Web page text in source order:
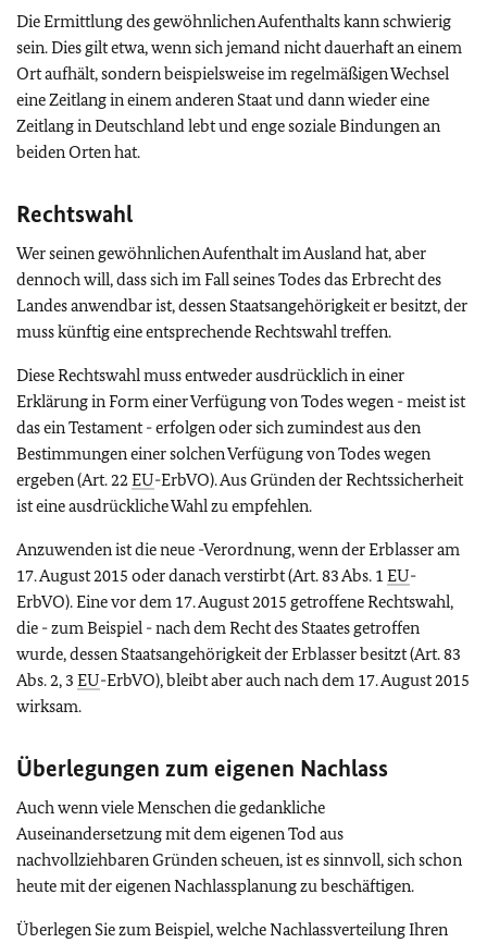
Die Ermittlung des gewöhnlichen Aufenthalts kann schwierig
sein. Dies gilt etwa, wenn sich jemand nicht dauerhaft an einem
Ort aufhält, sondern beispielsweise im regelmäßigen Wechsel
eine Zeitlang in einem anderen Staat und dann wieder eine
Zeitlang in Deutschland lebt und enge soziale Bindungen an
beiden Orten hat.
Rechtswahl
Wer seinen gewöhnlichen Aufenthalt im Ausland hat, aber
dennoch will, dass sich im Fall seines Todes das Erbrecht des
Landes anwendbar ist, dessen Staatsangehörigkeit er besitzt, der
muss künftig eine entsprechende Rechtswahl treffen.
Diese Rechtswahl muss entweder ausdrücklich in einer
Erklärung in Form einer Verfügung von Todes wegen - meist ist
das ein Testament - erfolgen oder sich zumindest aus den
Bestimmungen einer solchen Verfügung von Todes wegen
ergeben (Art. 22 EU-ErbVO). Aus Gründen der Rechtssicherheit
ist eine ausdrückliche Wahl zu empfehlen.
Anzuwenden ist die neue -Verordnung, wenn der Erblasser am
17. August 2015 oder danach verstirbt (Art. 83 Abs. 1 EU-
ErbVO). Eine vor dem 17. August 2015 getroffene Rechtswahl,
die - zum Beispiel - nach dem Recht des Staates getroffen
wurde, dessen Staatsangehörigkeit der Erblasser besitzt (Art. 83
Abs. 2, 3 EU-ErbVO), bleibt aber auch nach dem 17. August 2015
wirksam.
Überlegungen zum eigenen Nachlass
Auch wenn viele Menschen die gedankliche
Auseinandersetzung mit dem eigenen Tod aus
nachvollziehbaren Gründen scheuen, ist es sinnvoll, sich schon
heute mit der eigenen Nachlassplanung zu beschäftigen.
Überlegen Sie zum Beispiel, welche Nachlassverteilung Ihren